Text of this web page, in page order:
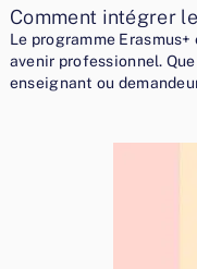
Comment intégrer
Le programme
avenir professionnel.
enseignant ou